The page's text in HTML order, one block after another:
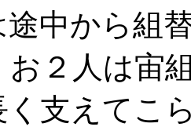
途中から組
２人は宙
く支えてこ